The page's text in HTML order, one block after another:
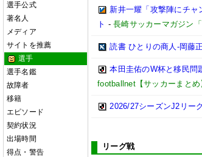
選手公式
著名人
メディア
サイトを推薦
選手
選手名鑑
故障者
移籍
エピソード
契約状況
出場時間
得点・警告
新井一耀「攻撃陣にチ
ト -長崎サッカーマガジン「
読書 ひとりの商人-岡藤
本田圭佑のW杯と移民問
footballnet【サッカーまとめ
2026/27シーズンJ2リー
リーグ戦